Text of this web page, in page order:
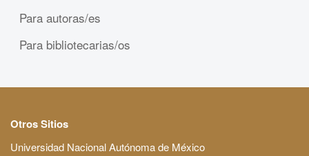
Para autoras/es
Para bibliotecarias/os
Otros Sitios
Universidad Nacional Autónoma de México